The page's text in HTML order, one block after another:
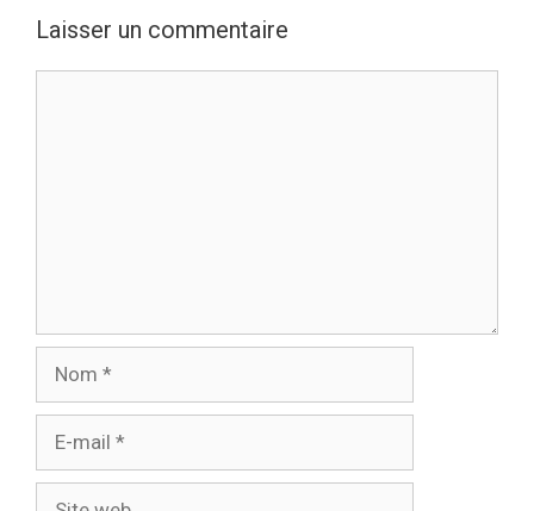
Laisser un commentaire
mail